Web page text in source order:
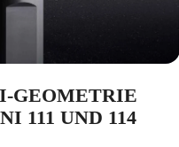
GEOMETRIE
111 UND 114